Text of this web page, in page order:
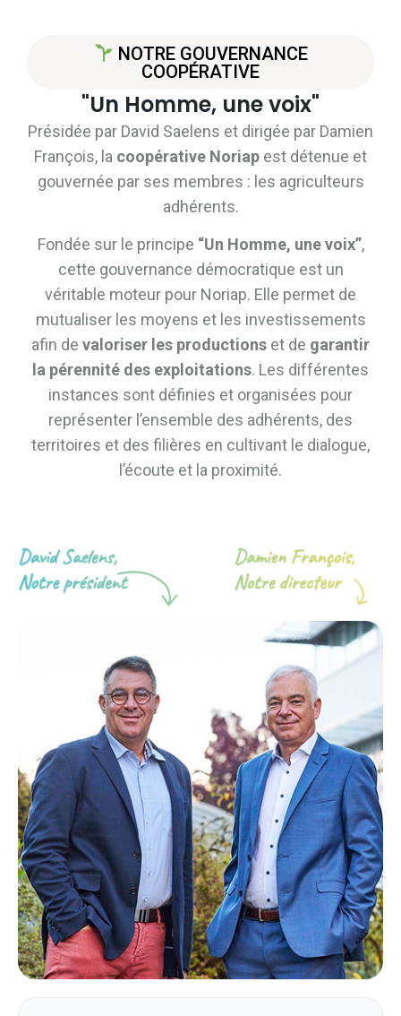
NOTRE GOUVERNANCE
COOPÉRATIVE
"Un Homme, une voix"
Présidée par David Saelens et dirigée par Damien
François, la coopérative Noriap est détenue et
gouvernée par ses membres : les agriculteurs
adhérents.
Fondée sur le principe “Un Homme, une voix”,
cette gouvernance démocratique est un
véritable moteur pour Noriap. Elle permet de
mutualiser les moyens et les investissements
afin de valoriser les productions et de garantir
la pérennité des exploitations. Les différentes
instances sont définies et organisées pour
représenter l’ensemble des adhérents, des
territoires et des filières en cultivant le dialogue,
l’écoute et la proximité.